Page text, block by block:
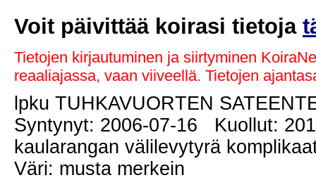
Voit päivittää koirasi tietoja
Tietojen kirjautuminen ja siirtyminen
reaaliajassa, vaan viiveellä. Tietojen
lpku TUHKAVUORTEN
Syntynyt: 2006-07-16 Kuollut:
kaularangan välilevytyrä
Väri: musta merkein